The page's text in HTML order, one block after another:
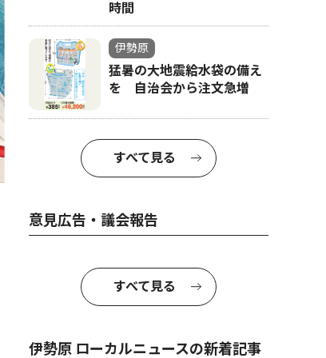
時間
伊勢原
猛暑の大地震給水袋の備え
を 自治会から注文急増
すべて見る
意見広告・議会報告
すべて見る
伊勢原 ローカルニュースの新着記事